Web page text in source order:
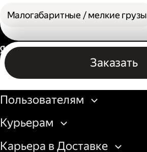
Малогабаритные / мелкие грузы
Заказать
Бизнесу
Пользователям
Курьерам
Карьера в Доставке